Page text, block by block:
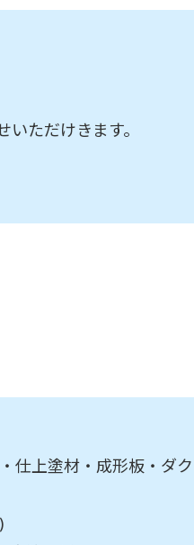
ただけきます。
仕上塗材・成形板・ダ